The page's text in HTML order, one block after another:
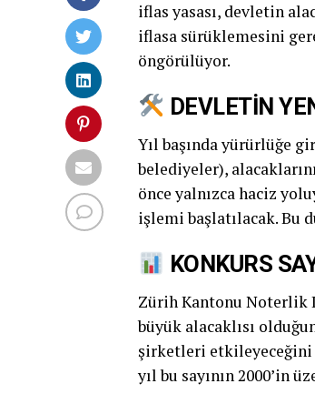
iflas yasası, devletin
iflasa sürüklemesini
öngörülüyor.
DEVLETİN
Yıl başında yürürlüğe
belediyeler),
önce yalnızca haciz
işlemi başlatılacak. Bu
KONKURS
Zürih Kantonu Noterlik
büyük alacaklısı
şirketleri etkileyeceğini
yıl bu sayının 2000’in